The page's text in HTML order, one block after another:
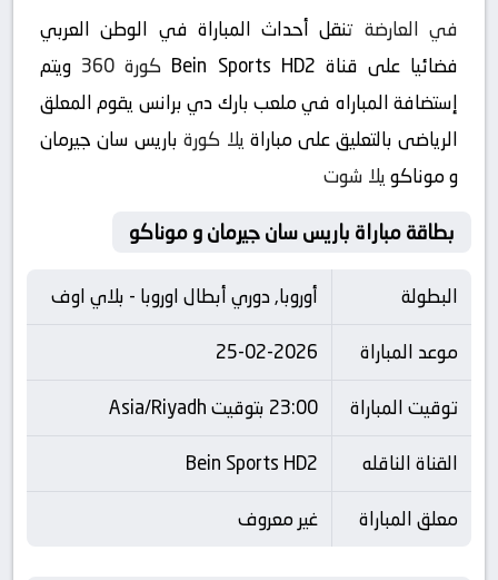
في العارضة تنقل أحداث المباراة في الوطن العربي
فضائيا على قناة Bein Sports HD2
كورة 360
ويتم
إستضافة المباراه في ملعب بارك دي برانس يقوم المعلق
الرياضى بالتعليق على مباراة يلا كورةباريس سان جيرمان
و موناكويلا شوت
بطاقة مباراة باريس سان جيرمان و موناكو
البطولة
أوروبا, دوري أبطال اوروبا - بلاي اوف
موعد المباراة
25-02-2026
توقيت المباراة
23:00 بتوقيت Asia/Riyadh
القناة الناقله
Bein Sports HD2
معلق المباراة
غير معروف